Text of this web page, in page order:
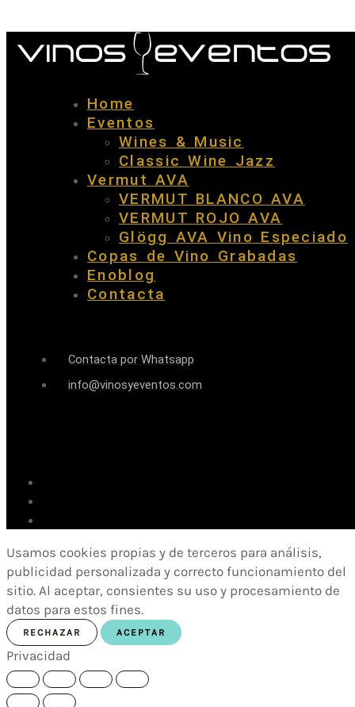
Home
Eventos
Wines & Music
Classic Wine Jazz
Vermut AVA
VERMUT BLANCO AVA
VERMUT ROJO AVA
Glögg AVA Vino Especiado
Copas de Vino Grabadas
Enoblog
Contacta
Contacta por Whatsapp
info@vinosyeventos.com
Usamos cookies propias y de terceros para análisis,
publicidad personalizada y correcto funcionamiento del
sitio. Al aceptar, consientes su uso y procesamiento de
datos para estos fines.
RECHAZAR ACEPTAR
Privacidad